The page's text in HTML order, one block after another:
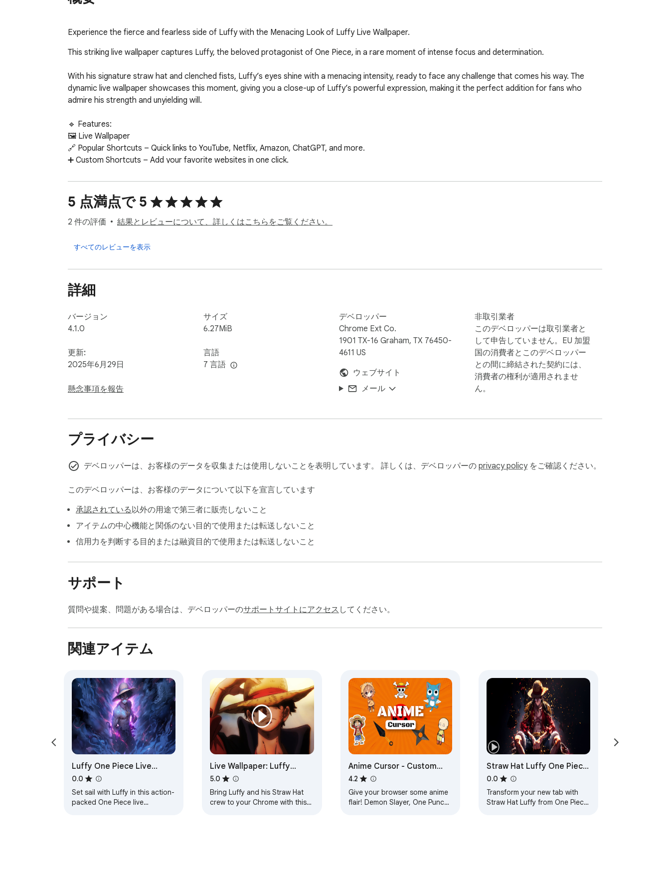
Experience the fierce and fearless side of Luffy with the Menacing Look of Luffy Live Wallpaper.
This striking live wallpaper captures Luffy, the beloved protagonist of One Piece, in a rare moment of intense focus and determination.
With his signature straw hat and clenched fists, Luffy’s eyes shine with a menacing intensity, ready to face any challenge that comes his way. The
dynamic live wallpaper showcases this moment, giving you a close-up of Luffy’s powerful expression, making it the perfect addition for fans who
admire his strength and unyielding will.
🔹 Features:
🖼️ Live Wallpaper
🔗 Popular Shortcuts – Quick links to YouTube, Netflix, Amazon, ChatGPT, and more.
➕ Custom Shortcuts – Add your favorite websites in one click.
🕒 Clock & Date – Always know the time and date at a glance.
🗒️ Sticky Notes – Add unlimited colorful, draggable sticky notes.
🔔 Notifications – Stay updated on new themes and features.
⚙️ More Tools – Access privacy policy, feedback form, uninstall guide, and more.
Embrace the power and determination of The Menacing Look of Luffy Live Wallpaper as it brings a thrilling atmosphere to your browser.
About Us
Gameograf.com designs custom Chrome new tab themes, specializing in anime, games, celebrities, sports, and more.
Contact: https://gameograf.com/contact-us/
Privacy Policy: https://gameograf.com/privacy-policy/
Email: info@gameograf.com
This extension may open gameograf.com in a new tab to provide users with theme-related info and other helpful resources. All redirects comply with
5 点満点で 5
2 件の評価 結果とレビューについて、詳しくはこちらをご覧ください。
すべてのレビューを表示
詳細
バージョン
4.1.0
更新:
2025年6月29日
懸念事項を報告
サイズ
6.27MiB
言語
7 言語
デベロッパー
Chrome Ext Co.
1901 TX-16 Graham, TX 76450-
4611 US
ウェブサイト
メール
非取引業者
このデベロッパーは取引業者と
して申告していません。EU 加盟
国の消費者とこのデベロッパー
との間に締結された契約には、
消費者の権利が適用されませ
ん。
プライバシー
デベロッパーは、お客様のデータを収集または使用しないことを表明しています。 詳しくは、デベロッパーの privacy policyをご確認ください。
このデベロッパーは、お客様のデータについて以下を宣言しています
承認されている以外の用途で第三者に販売しないこと
アイテムの中心機能と関係のない目的で使用または転送しないこと
信用力を判断する目的または融資目的で使用または転送しないこと
サポート
質問や提案、問題がある場合は、デベロッパーのサポートサイトにアクセス してください。
関連アイテム
Luffy One Piece Live
Wallpaper
0.0
Set sail with Luffy in this action-
packed One Piece live
Live Wallpaper: Luffy
Straw Hat - One Piece
5.0
Bring Luffy and his Straw Hat
crew to your Chrome with this
Anime Cursor - Custom
Cursor for Chrome™ - All in
One Anime Cursors
4.2
Give your browser some anime
flair! Demon Slayer, One Punch
Straw Hat Luffy One Piece
LOP Live Wallpaper
0.0
Transform your new tab with
Straw Hat Luffy from One Piece!